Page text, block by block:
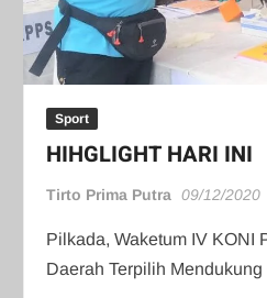
Sport
HIHGLIGHT HARI INI
Tirto Prima Putra 09/12/2020
Pilkada, Waketum IV KONI
Daerah Terpilih